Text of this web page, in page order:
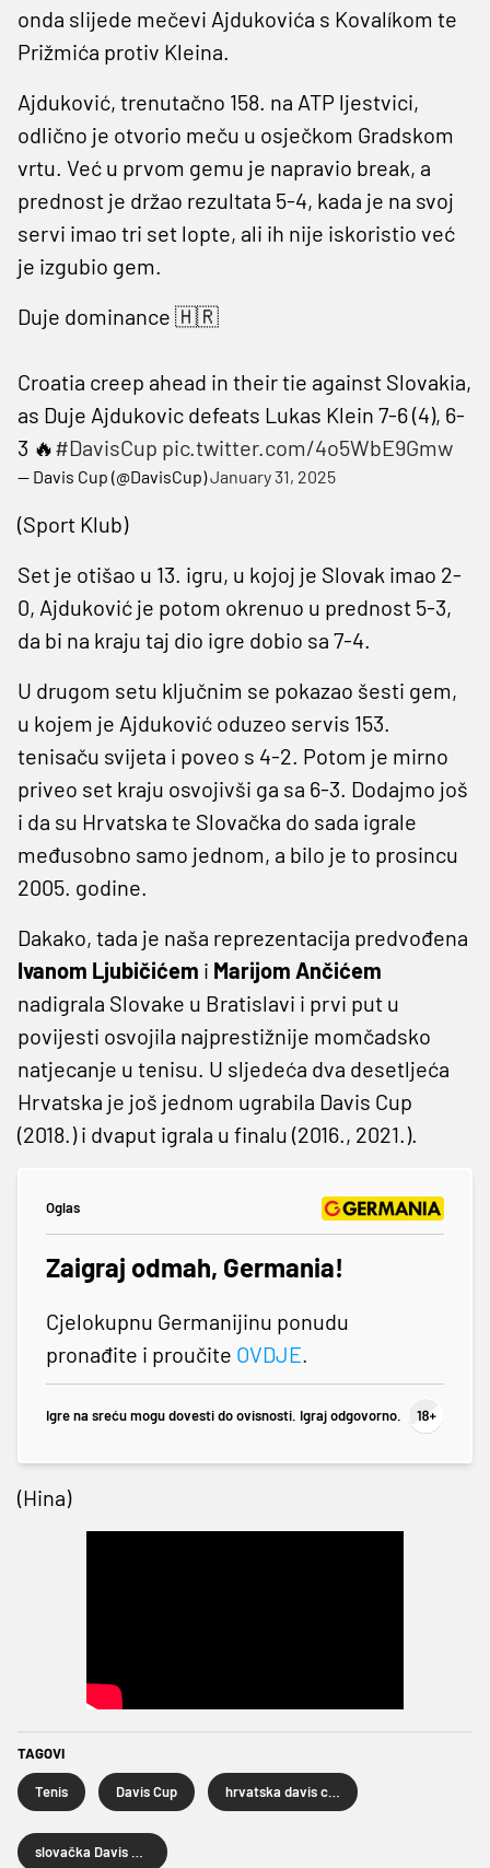
onda slijede mečevi Ajdukovića s Kovalíkom te
Prižmića protiv Kleina.
Ajduković, trenutačno 158. na ATP ljestvici,
odlično je otvorio meču u osječkom Gradskom
vrtu. Već u prvom gemu je napravio break, a
prednost je držao rezultata 5-4, kada je na svoj
servi imao tri set lopte, ali ih nije iskoristio već
je izgubio gem.
Duje dominance 🇭🇷
Croatia creep ahead in their tie against Slovakia,
as Duje Ajdukovic defeats Lukas Klein 7-6 (4), 6-
3 🔥#DavisCup pic.twitter.com/4o5WbE9Gmw
— Davis Cup (@DavisCup)January 31, 2025
(Sport Klub)
Set je otišao u 13. igru, u kojoj je Slovak imao 2-
0, Ajduković je potom okrenuo u prednost 5-3,
da bi na kraju taj dio igre dobio sa 7-4.
U drugom setu ključnim se pokazao šesti gem,
u kojem je Ajduković oduzeo servis 153.
tenisaču svijeta i poveo s 4-2. Potom je mirno
priveo set kraju osvojivši ga sa 6-3. Dodajmo još
i da su Hrvatska te Slovačka do sada igrale
međusobno samo jednom, a bilo je to prosincu
2005. godine.
Dakako, tada je naša reprezentacija predvođena
Ivanom Ljubičićem i Marijom Ančićem
nadigrala Slovake u Bratislavi i prvi put u
povijesti osvojila najprestižnije momčadsko
natjecanje u tenisu. U sljedeća dva desetljeća
Hrvatska je još jednom ugrabila Davis Cup
(2018.) i dvaput igrala u finalu (2016., 2021.).
Oglas
Zaigraj odmah, Germania!
Cjelokupnu Germanijinu ponudu
pronađite i proučite OVDJE.
Igre na sreću mogu dovesti do ovisnosti. Igraj odgovorno.
(Hina)
TAGOVI
Tenis Davis Cup